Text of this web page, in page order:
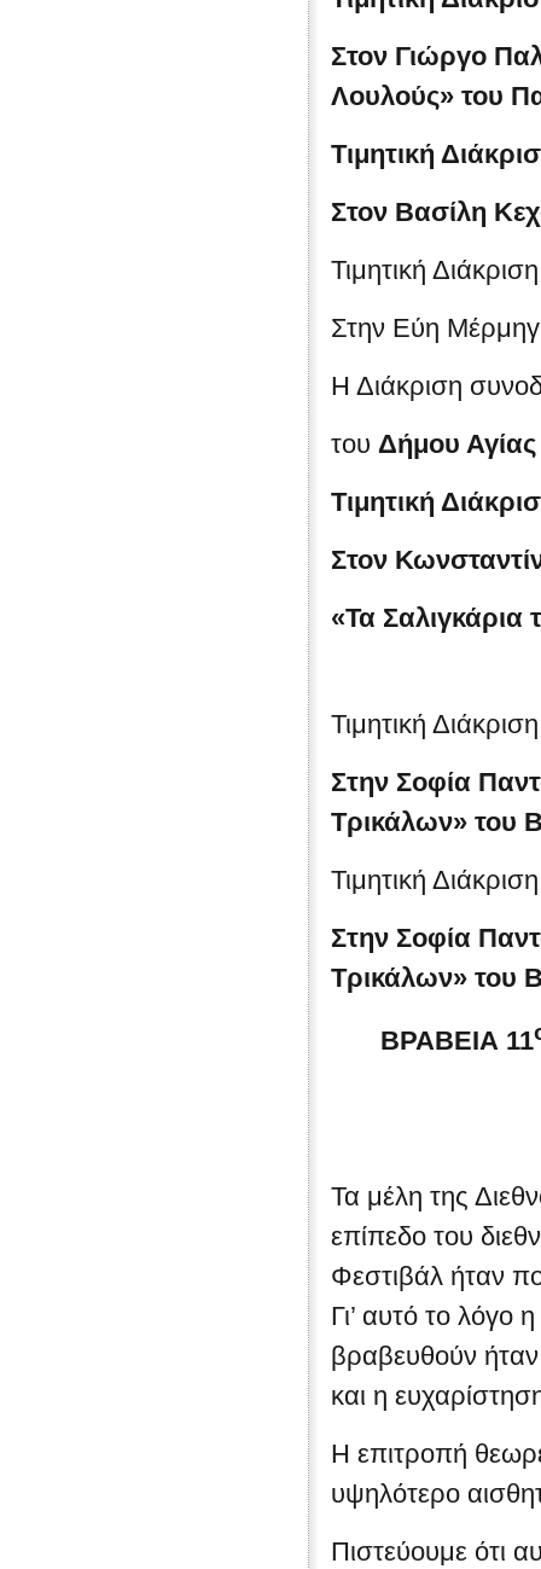
Στον Γιώργο
Λουλούς» του
Τιμητική
Στον Βασίλη
Τιμητική
Στην Εύη
Η Διάκριση
του Δήμου
Τιμητική
Στον
«Τα
Τιμητική
Στην Σοφία
Τρικάλων» του
Τιμητική
Στην Σοφία
Τρικάλων» του
ΒΡΑΒΕΙΑ 11
Τα μέλη της
επίπεδο του
Φεστιβάλ ήταν
Γι’ αυτό το λόγο
βραβευθούν ήταν
και η
Η επιτροπή
υψηλότερο
Πιστεύουμε ότι